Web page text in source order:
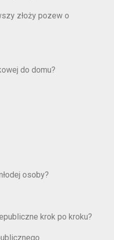
złoży pozew o
do domu?
osoby?
krok po kroku?